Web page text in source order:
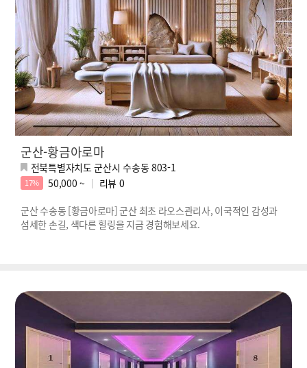
군산-황금아로마
전북특별자치도 군산시 수송동 803-1
17% 50,000 ~ 리뷰 0
군산 수송동 [황금아로마] 군산 최초 라오스관리사, 이국적인 감성과
섬세한 손길, 색다른 힐링을 지금 경험해보세요.